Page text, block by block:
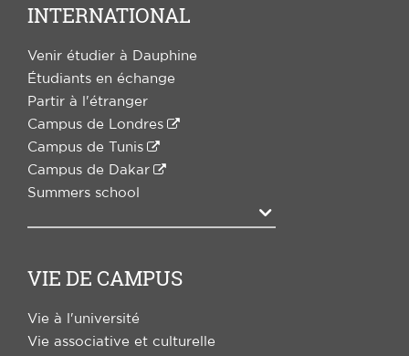
INTERNATIONAL
Venir étudier à Dauphine
Étudiants en échange
Partir à l'étranger
Campus de Londres
Campus de Tunis
Campus de Dakar
Summers school
Agrandir
VIE DE CAMPUS
Vie à l'université
Vie associative et culturelle